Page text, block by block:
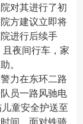
对其进行了初
方建议立即将
进行后续手
夜间行车，家
。
力在东环二路
员一路风驰电
童安全护送至
间。面对铁骑